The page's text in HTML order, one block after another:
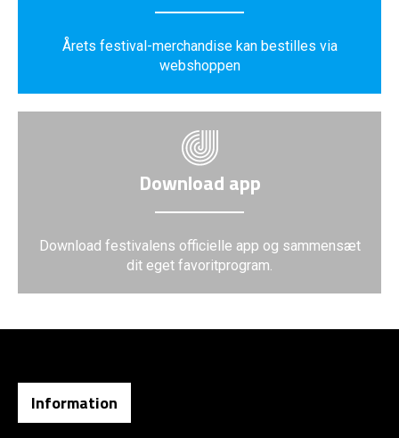
Årets festival-merchandise kan bestilles via
webshoppen
Download app
Download festivalens officielle app og sammensæt
dit eget favoritprogram.
Information